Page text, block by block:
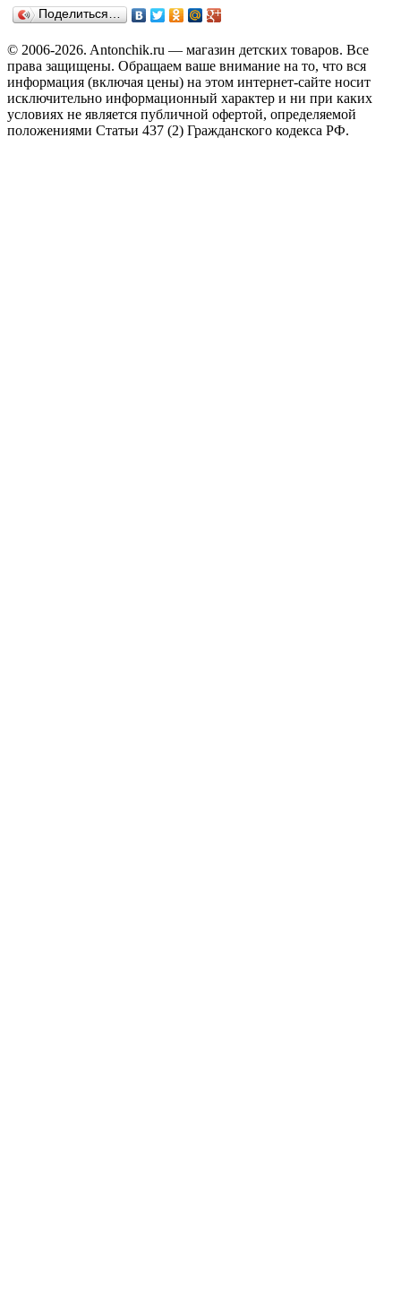
Поделиться…
© 2006-2026. Antonchik.ru — магазин детских товаров. Все
права защищены. Обращаем ваше внимание на то, что вся
информация (включая цены) на этом интернет-сайте носит
исключительно информационный характер и ни при каких
условиях не является публичной офертой, определяемой
положениями Статьи 437 (2) Гражданского кодекса РФ.